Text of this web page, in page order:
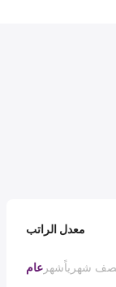
معدل الراتب
عام شهرشهرياً